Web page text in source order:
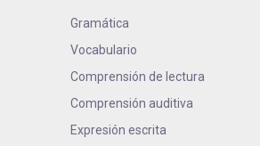
Gramática
Vocabulario
Comprensión de lectura
Comprensión auditiva
Expresión escrita